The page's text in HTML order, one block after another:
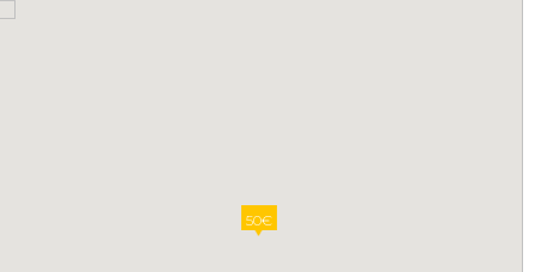
50€